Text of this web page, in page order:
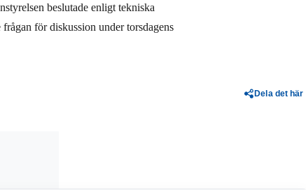
beslutade enligt tekniska
för diskussion under torsdagens
Dela det här